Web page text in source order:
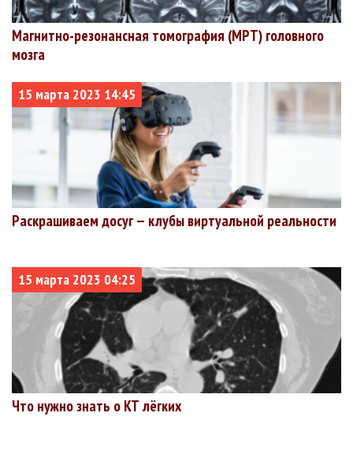
округ
Чукотский
автономный
3192 2949 40 1.25%
Магнитно-резонансная томография (МРТ) головного
мозга
15 марта 2023 14:45
Раскрашиваем досуг — клубы виртуальной реальности
15 марта 2023 04:25
Что нужно знать о КТ лёгких